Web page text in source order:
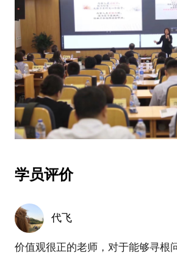
学员评价
代飞
价值观很正的老师，对于能够寻根